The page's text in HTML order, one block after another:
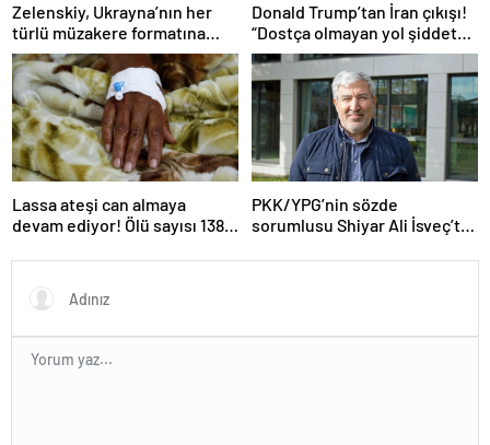
Zelenskiy, Ukrayna’nın her
türlü müzakere formatına
hazır olduğunu duyurdu!
Donald Trump’tan İran çıkışı!
“Dostça olmayan yol şiddet
içeriyor ve ben bunu
istemiyorum”
Lassa ateşi can almaya
devam ediyor! Ölü sayısı 138’e
PKK/YPG’nin sözde
sorumlusu Shiyar Ali İsveç’te